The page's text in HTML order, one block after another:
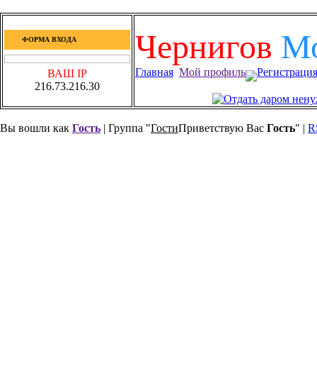
ФОРМА ВХОДА
ВАШ IP
216.73.216.30
Чернигов
Главная Мой профиль Регистрация
Вы вошли как Гость | Группа "ГостиПриветствую Вас Гость" |